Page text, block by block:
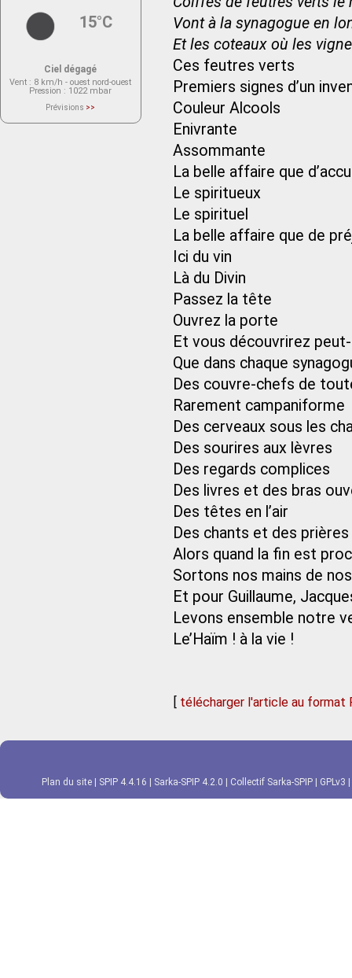
Vont à la synagogue en
Et les coteaux où les
Ces feutres verts
Premiers signes d’un
Couleur Alcools
Enivrante
Assommante
La belle affaire que
Le spiritueux
Le spirituel
La belle affaire que de
Ici du vin
Là du Divin
Passez la tête
Ouvrez la porte
Et vous découvrirez
Que dans chaque
Des couvre-chefs de
Rarement campaniforme
Des cerveaux sous les
Des sourires aux lèvres
Des regards complices
Des livres et des bras
Des têtes en l’air
Des chants et des prières
Alors quand la fin est
Sortons nos mains de
Et pour Guillaume,
Levons ensemble notre
Le’Haïm ! à la vie !
[ télécharger l'article au format
15°C
Ciel dégagé
Vent : 8 km/h - ouest nord-ouest
Pression : 1022 mbar
Prévisions >>
actuellement aucune prévision
Plan du site SPIP 4.4.16 Sarka-SPIP 4.2.0 Collectif Sarka-SPIP GPLv3